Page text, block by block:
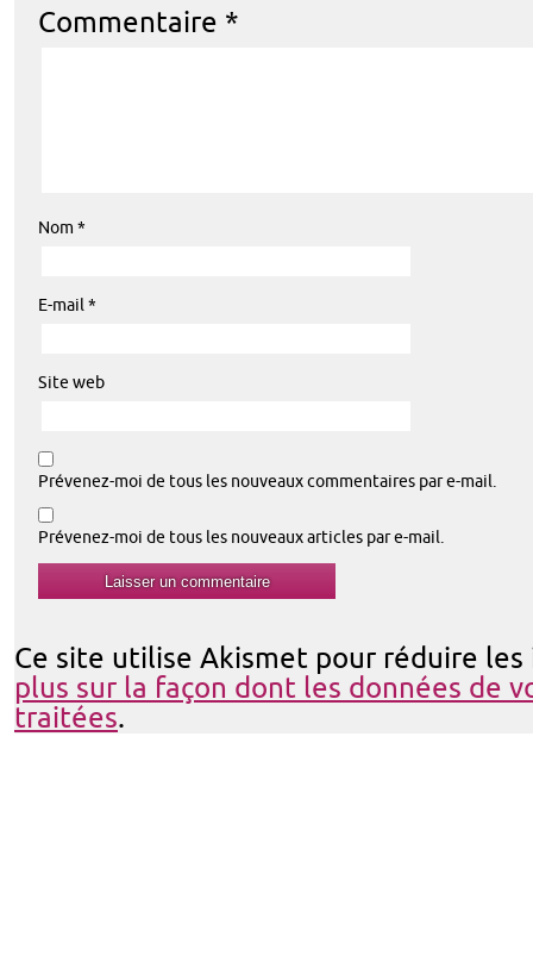
Commentaire *
Nom *
E-mail *
Site web
Prévenez-moi de tous les nouveaux commentaires par e-mail.
Prévenez-moi de tous les nouveaux articles par e-mail.
Ce site utilise Akismet pour réduire
plus sur la façon dont les données de
traitées.